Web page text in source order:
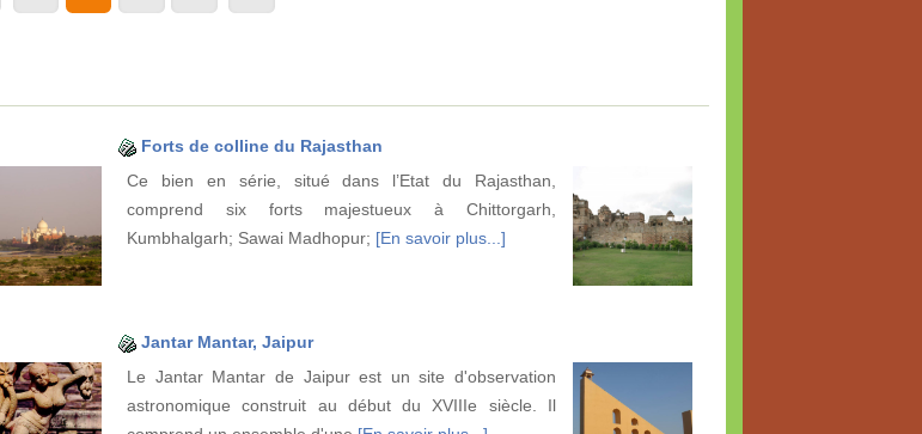
Forts de colline du Rajasthan
Ce bien en série, situé dans l’Etat du Rajasthan,
comprend six forts majestueux à Chittorgarh,
Kumbhalgarh; Sawai Madhopur; [En savoir plus...]
Jantar Mantar, Jaipur
Le Jantar Mantar de Jaipur est un site d'observation
astronomique construit au début du XVIIIe siècle. Il